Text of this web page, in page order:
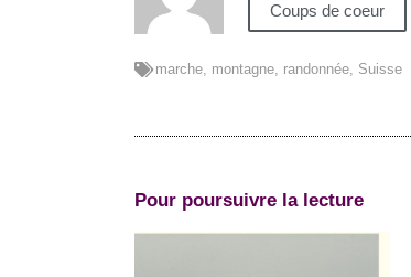
Coups de coeur
marche, montagne, randonnée, Suisse
Pour poursuivre la lecture